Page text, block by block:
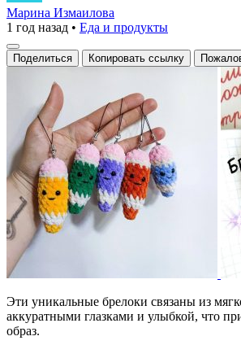
вязаные
брелоки
с
улыбками
Марина Измаилова
1 год назад • Еда и продукты
Поделиться Копировать ссылку
Эти уникальные брелоки связаны из
аккуратными глазками и улыбкой, что
образ.